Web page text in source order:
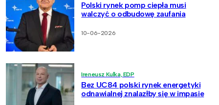
Polski rynek pomp ciepła musi
walczyć o odbudowę zaufania
10-06-2026
Ireneusz Kulka, EDP
Bez UC84 polski rynek energetyki
odnawialnej znalazłby się w impasie